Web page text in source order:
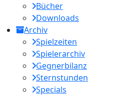
Bücher
Downloads
Archiv
Spielzeiten
Spielerarchiv
Gegnerbilanz
Sternstunden
Specials